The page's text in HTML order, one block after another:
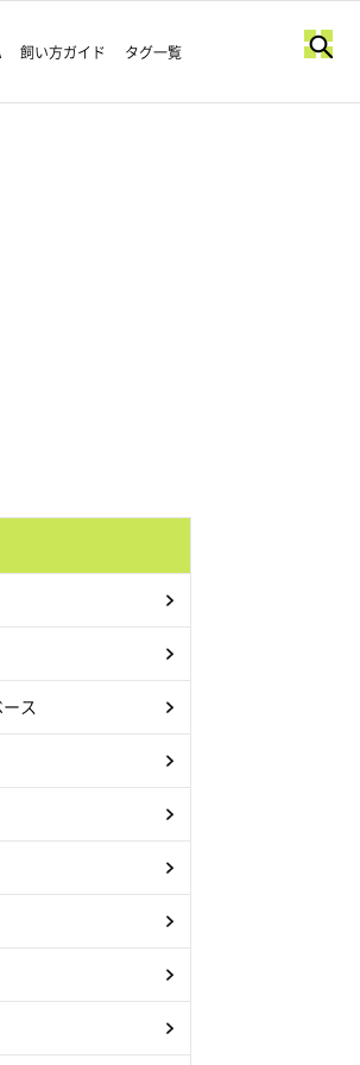
飼い方ガイド タグ一覧
ス